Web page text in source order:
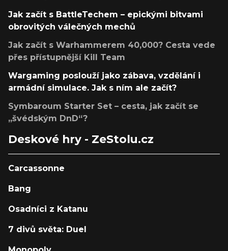
Jak začít s BattleTechem – epickými bitvami
obrovitých válečných mechů
Jak začít s Warhammerem 40,000? Cesta vede
přes přístupnější Kill Team
Wargaming poslouží jako zábava, vzdělání i
armádní simulace. Jak s ním ale začít?
Symbaroum Starter Set – cesta, jak začít se
„švédským DnD“?
Deskové hry - ZeStolu.cz
Carcassonne
Bang
Osadníci z Katanu
7 divů světa: Duel